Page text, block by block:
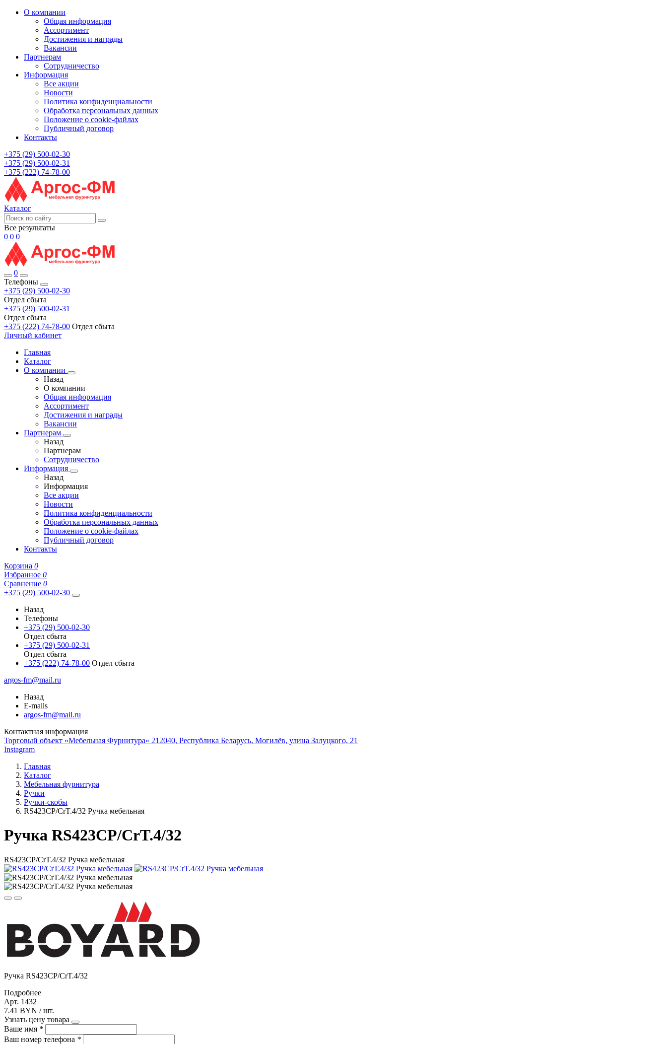
О компании
Общая информация
Ассортимент
Достижения и награды
Вакансии
Партнерам
Сотрудничество
Информация
Все акции
Новости
Политика конфиденциальности
Обработка персональных данных
Положение о cookie-файлах
Публичный договор
Контакты
+375 (29) 500-02-30
+375 (29) 500-02-31
+375 (222) 74-78-00
Каталог
Все результаты
0 0 0
0
Телефоны
+375 (29) 500-02-30
Отдел сбыта
+375 (29) 500-02-31
Отдел сбыта
+375 (222) 74-78-00 Отдел сбыта
Личный кабинет
Главная
Каталог
О компании
Назад
О компании
Общая информация
Ассортимент
Достижения и награды
Вакансии
Партнерам
Назад
Партнерам
Сотрудничество
Информация
Назад
Информация
Все акции
Новости
Политика конфиденциальности
Обработка персональных данных
Положение о cookie-файлах
Публичный договор
Контакты
Корзина 0
Избранное 0
Сравнение 0
+375 (29) 500-02-30
Назад
Телефоны
+375 (29) 500-02-30
Отдел сбыта
+375 (29) 500-02-31
Отдел сбыта
+375 (222) 74-78-00 Отдел сбыта
argos-fm@mail.ru
Назад
E-mails
argos-fm@mail.ru
Контактная информация
Торговый объект «Мебельная Фурнитура» 212040, Республика Беларусь, Могилёв, улица Залуцкого, 21
Instagram
Главная
Каталог
Мебельная фурнитура
Ручки
Ручки-скобы
RS423CP/CrT.4/32 Ручка мебельная
Ручка RS423CP/CrT.4/32
RS423CP/CrT.4/32 Ручка мебельная
Ручка RS423CP/CrT.4/32
Подробнее
Арт. 1432
7.41 BYN / шт.
Узнать цену товара
Ваше имя *
Ваш номер телефона *